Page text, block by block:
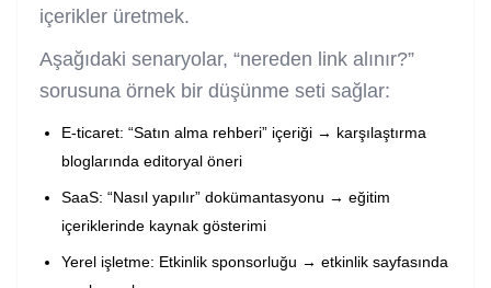
içerikler üretmek.
Aşağıdaki senaryolar, “nereden link alınır?”
sorusuna örnek bir düşünme seti sağlar:
E-ticaret: “Satın alma rehberi” içeriği → karşılaştırma
bloglarında editoryal öneri
SaaS: “Nasıl yapılır” dokümantasyonu → eğitim
içeriklerinde kaynak gösterimi
Yerel işletme: Etkinlik sponsorluğu → etkinlik sayfasında